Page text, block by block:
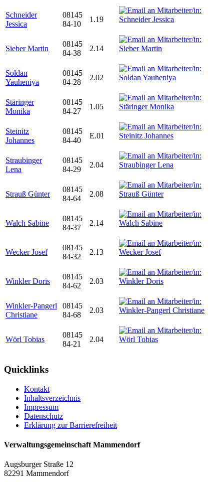
Schneider
Jessica
08145
84-10
1.19
Sieber Martin
08145
84-38
2.14
Soldan
Yauheniya
08145
84-28
2.02
Stäringer
Monika
08145
84-27
1.05
Steinitz
Johannes
08145
84-40
E.01
Straubinger
Lena
08145
84-29
2.04
Strauß Günter
08145
84-64
2.08
Walch Sabine
08145
84-37
2.14
Wecker Josef
08145
84-32
2.13
Winkler Doris
08145
84-62
2.03
Winkler-Pangerl
Christiane
08145
84-68
2.03
Wörl Tobias
08145
84-21
2.04
Quicklinks
Kontakt
Inhaltsverzeichnis
Impressum
Datenschutz
Erklärung zur Barrierefreiheit
Verwaltungsgemeinschaft Mammendorf
Augsburger Straße 12
82291 Mammendorf